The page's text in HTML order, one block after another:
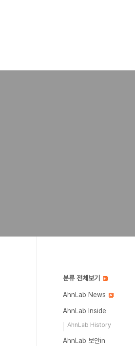
분류 전체보기
AhnLab News
AhnLab Inside
AhnLab History
AhnLab 보안in